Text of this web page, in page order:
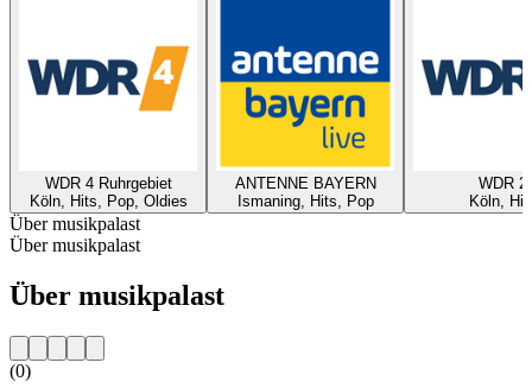
WDR 4 Ruhrgebiet
Köln, Hits, Pop, Oldies
ANTENNE BAYERN
Ismaning, Hits, Pop
WDR 2
Köln,
Über musikpalast
Über musikpalast
Über musikpalast
(0)